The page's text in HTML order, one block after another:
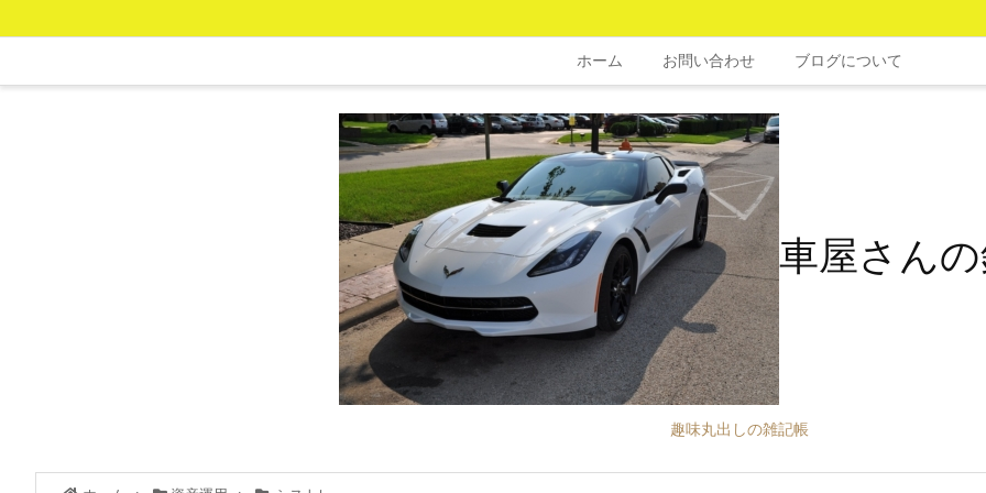
ホーム お問い合わせ ブログについて
車屋さん
趣味丸出しの雑記帳